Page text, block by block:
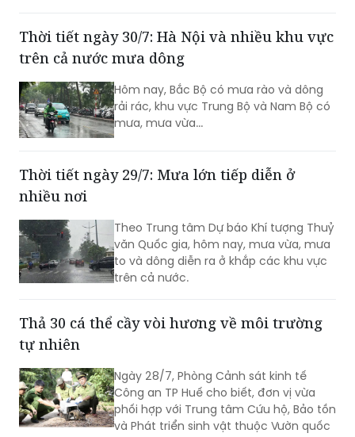
Biển Đông gia tăng cường độ...
Thời tiết ngày 30/7: Hà Nội và nhiều khu vực
trên cả nước mưa dông
Hôm nay, Bắc Bộ có mưa rào và dông
rải rác, khu vực Trung Bộ và Nam Bộ có
mưa, mưa vừa...
Thời tiết ngày 29/7: Mưa lớn tiếp diễn ở
nhiều nơi
Theo Trung tâm Dự báo Khí tượng Thuỷ
văn Quốc gia, hôm nay, mưa vừa, mưa
to và dông diễn ra ở khắp các khu vực
trên cả nước.
Thả 30 cá thể cầy vòi hương về môi trường
tự nhiên
Ngày 28/7, Phòng Cảnh sát kinh tế
Công an TP Huế cho biết, đơn vị vừa
phối hợp với Trung tâm Cứu hộ, Bảo tồn
và Phát triển sinh vật thuộc Vườn quốc